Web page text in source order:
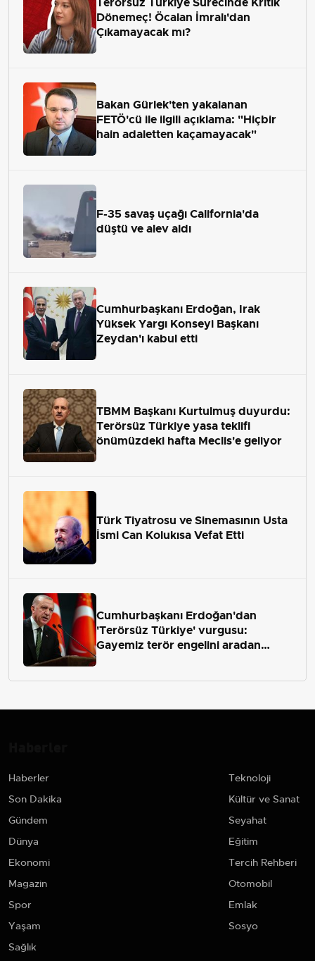
Dönemeç! Öcalan İmralı'dan
Çıkamayacak mı?
Bakan Gürlek'ten yakalanan
FETÖ'cü ile ilgili açıklama: "Hiçbir
hain adaletten kaçamayacak"
F-35 savaş uçağı California'da
düştü ve alev aldı
Cumhurbaşkanı Erdoğan, Irak
Yüksek Yargı Konseyi Başkanı
Zeydan'ı kabul etti
TBMM Başkanı Kurtulmuş duyurdu:
Terörsüz Türkiye yasa teklifi
önümüzdeki hafta Meclis'e geliyor
Türk Tiyatrosu ve Sinemasının Usta
İsmi Can Kolukısa Vefat Etti
Cumhurbaşkanı Erdoğan'dan
'Terörsüz Türkiye' vurgusu:
Gayemiz terör engelini aradan
Haberler
Son Dakika
Gündem
Dünya
Ekonomi
Magazin
Spor
Yaşam
Sağlık
Teknoloji
Kültür ve Sanat
Seyahat
Eğitim
Tercih Rehberi
Otomobil
Emlak
Sosyo